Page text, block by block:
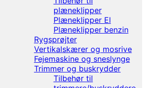
plæneklipper
Plæneklipper El
Plæneklipper benzin
Rygsprøjter
Vertikalskærer og mosrive
Fejemaskine og sneslynge
Trimmer og buskrydder
Tilbehør til